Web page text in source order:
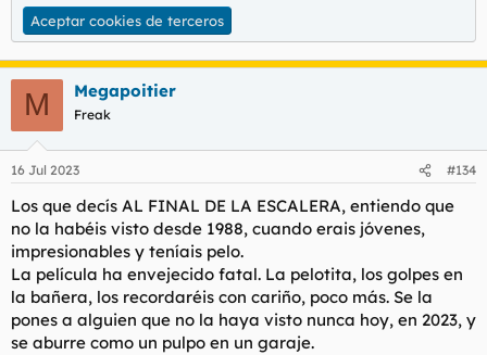
Aceptar cookies de terceros
M Megapoitier
Freak
16 Jul 2023 #134
Los que decís AL FINAL DE LA ESCALERA, entiendo que
no la habéis visto desde 1988, cuando erais jóvenes,
impresionables y teníais pelo.
La película ha envejecido fatal. La pelotita, los golpes en
la bañera, los recordaréis con cariño, poco más. Se la
pones a alguien que no la haya visto nunca hoy, en 2023, y
se aburre como un pulpo en un garaje.